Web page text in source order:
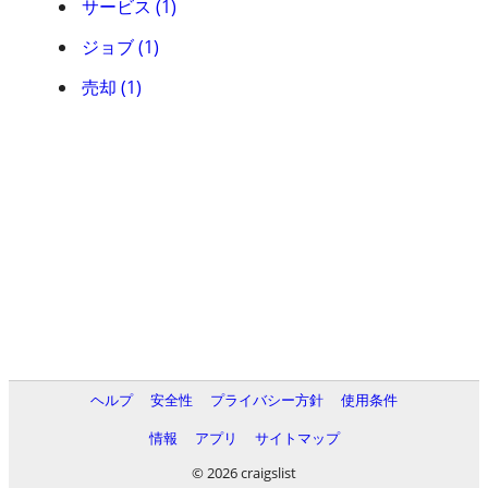
サービス (1)
ジョブ (1)
売却 (1)
ヘルプ 安全性 プライバシー方針
使用条件
情報
アプリ
サイトマップ
© 2026 craigslist